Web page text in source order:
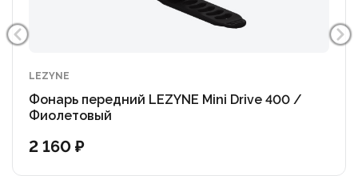
Лампа 1 яркий LED светодиод
Мощность световой поток до 400 лм
Режимы работы blast (400 лм) 1 ч 00 м, enduro (150
лм) 2 ч 30 м, economy (75 лм)
LEZYNE
Фонарь передний LEZYNE Mini Drive 400 /
Фиолетовый
2 160 ₽